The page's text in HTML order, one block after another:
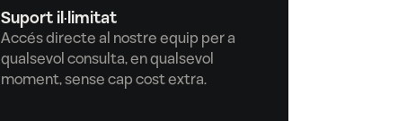
Suport il·limitat
Accés directe al nostre equip per a
qualsevol consulta, en qualsevol
moment, sense cap cost extra.